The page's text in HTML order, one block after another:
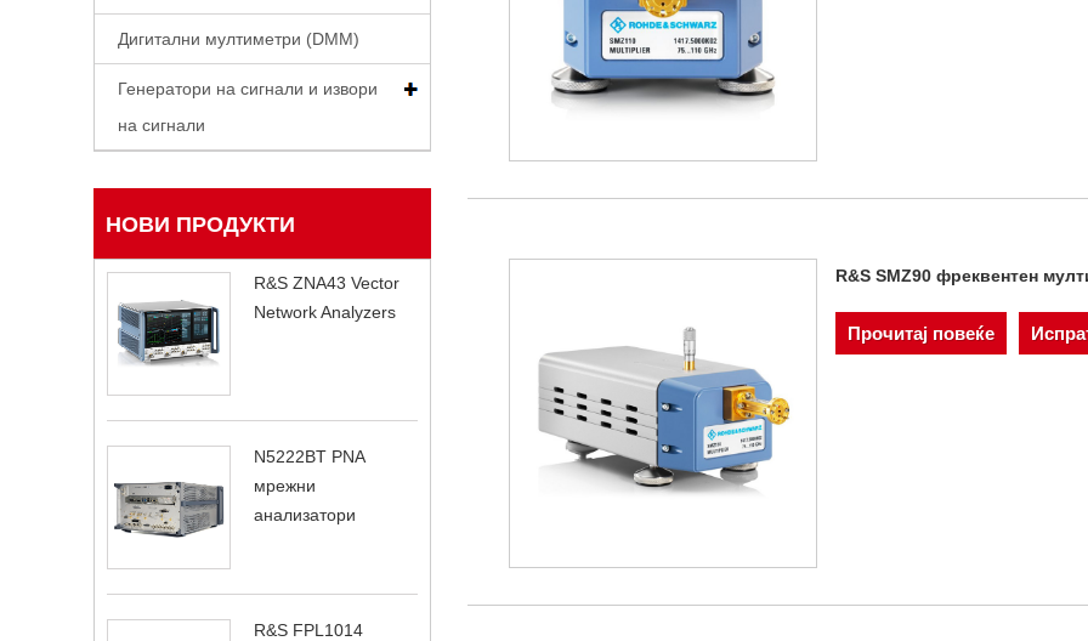
Дигитални мултиметри (DMM)
Генератори на сигнали и извори
на сигнали
НОВИ ПРОДУКТИ
R&S ZNA43 Vector
Network Analyzers
N5222BT PNA
мрежни
анализатори
R&S FPL1014
R&S SMZ90 фреквентен
Прочитај повеќе